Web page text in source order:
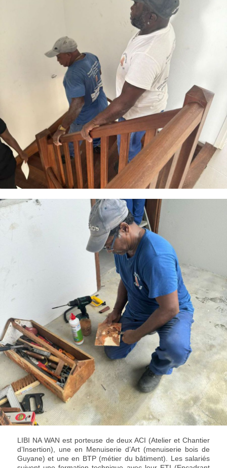
LIBI NA WAN est porteuse de deux ACI (Atelier et Chantier
d’Insertion), une en Menuiserie d’Art (menuiserie bois de
Guyane) et une en BTP (métier du bâtiment). Les salariés